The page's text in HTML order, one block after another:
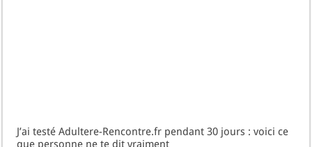
J’ai testé Adultere-Rencontre.fr pendant 30 jours : voici ce
que personne ne te dit vraiment